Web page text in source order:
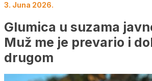
3. Juna 2026.
Glumica u suzama
Muž me je prevario i
drugom